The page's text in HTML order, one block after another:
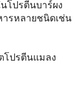
โปรตีนบาร์ผง
รหลายชนิดเช่น
โปรตีนแมลง